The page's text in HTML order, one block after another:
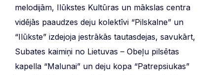
melodijām, Ilūkstes Kultūras un mākslas centra
vidējās paaudzes deju kolektīvi “Pilskalne” un
“Ilūkste” izdejoja jestrākās tautasdejas, savukārt,
Subates kaimiņi no Lietuvas – Obeļu pilsētas
kapella “Malunai” un deju kopa “Patrepsiukas”